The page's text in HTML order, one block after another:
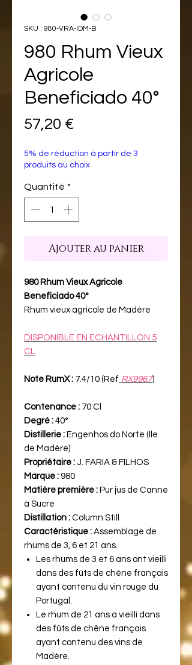
SKU : 980-VRA-IDM-B
980 Rhum Vieux
Agricole
Beneficiado 40°
57,20 €
5% de réduction à partir de 3
produits au choix
Quantité *
Ajouter au panier
980 Rhum Vieux Agricole
Beneficiado 40°
Rhum vieux agricole de Madère
DISPONIBLE EN ECHANTILLON 5
CL
Note RumX : 7.4/10 (Ref RX9967)
Contenance : 70 Cl
Degré : 40°
Distillerie : Engenhos do Norte (Ile
de Madère)
Propriétaire : J. FARIA & FILHOS
Marque : 980
Matière première : Pur jus de Canne
à Sucre
Distillation : Column Still
Caractéristique : Assemblage de
rhums de 3, 6 et 21 ans.
Les rhums de 3 et 6 ans ont vieilli
dans des fûts de chêne français
ayant contenu du vin rouge du
Portugal.
Le rhum de 21 ans a vieilli dans
des fûts de chêne français
ayant contenu des vins de
Madère.